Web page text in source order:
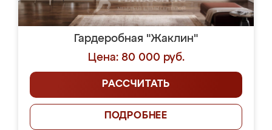
Гардеробная "Жаклин"
Цена: 80 000 руб.
РАССЧИТАТЬ
ПОДРОБНЕЕ